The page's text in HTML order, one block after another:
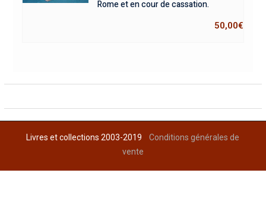
Rome et en cour de cassation.
50,00€
Livres et collections 2003-2019Conditions générales de
vente